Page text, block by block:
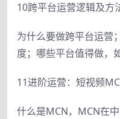
10跨平台运营逻辑及方
为什么要做跨平台运营
度；哪些平台值得做，
11进阶运营：短视频
什么是MCN，MCN在